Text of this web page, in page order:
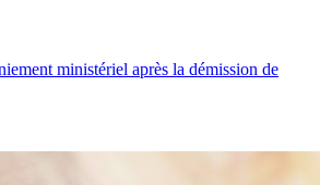
ministériel après la démission de